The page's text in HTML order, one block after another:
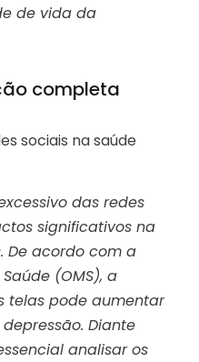
de vida da
completa
sociais na saúde
das redes
significativos na
De acordo com a
(OMS), a
telas pode aumentar
Diante
analisar os